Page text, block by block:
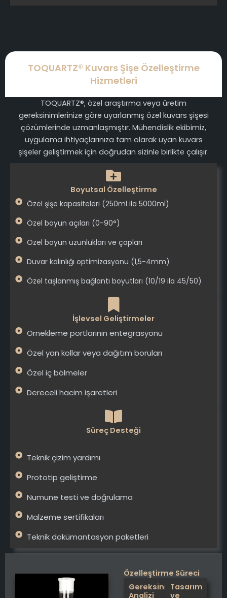
TOQUARTZ® Kuvars Şişe Özelleştirme
Hizmetleri
TOQUARTZ®, özel araştırma veya üretim
gereksinimlerinize göre uyarlanmış özel kuvars şişesi
çözümlerinde uzmanlaşmıştır. Mühendislik ekibimiz,
uygulama ihtiyaçlarınıza tam olarak uyan kuvars
şişeler geliştirmek için doğrudan sizinle birlikte çalışır.
Boyutsal Özelleştirme
Özel şişe kapasiteleri (250ml ila 5000ml)
Özel boyun açıları (0-90°)
Özel boyun uzunlukları ve çapları
Duvar kalınlığı optimizasyonu (1,5-4mm)
Özel taşlanmış bağlantı boyutları (10/19 ila 45/50)
İşlevsel Geliştirmeler
Örnekleme portlarının entegrasyonu
Özel yan kollar veya dağıtım boruları
Özel iç bölmeler
Dereceli hacim işaretleri
Süreç Desteği
Teknik çizim yardımı
Prototip geliştirme
Numune testi ve doğrulama
Malzeme sertifikaları
Teknik dokümantasyon paketleri
Özelleştirme Süreci
Gereksinim
Analizi
Tasarım
ve